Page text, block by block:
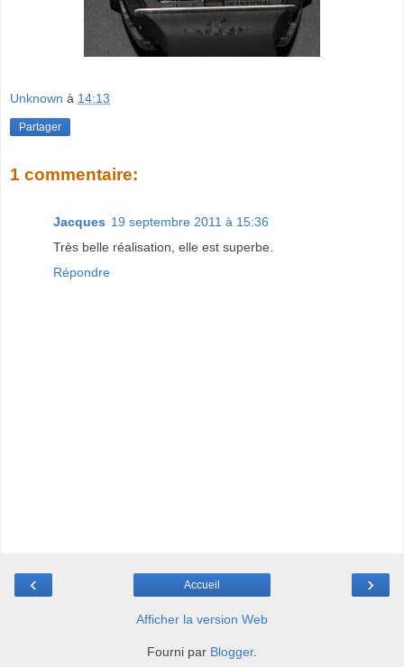
Unknown à 14:13
Partager
1 commentaire:
Jacques 19 septembre 2011 à 15:36
Très belle réalisation, elle est superbe.
Répondre
‹ ›
Accueil
Afficher la version Web
Fourni par Blogger.